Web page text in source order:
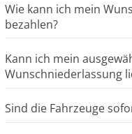
Wie kann ich mein
bezahlen?
Kann ich mein
Wunschniederlassung
Sind die Fahrzeuge